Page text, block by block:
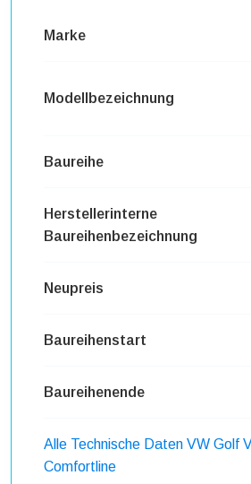
Marke
Modellbezeichnung
Baureihe
Herstellerinterne
Baureihenbezeichnung
Neupreis
Baureihenstart
Baureihenende
Alle Technische Daten VW Golf
Comfortline